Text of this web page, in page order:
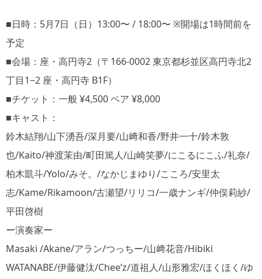
■日時：5月7日（日）13:00〜 / 18:00〜 ※開場は1時間前を
予定
■会場：座・高円寺2（〒166-0002 東京都杉並区高円寺北2
丁目1−2 座・高円寺 B1F）
■チケット：一般 ¥4,500 ペア ¥8,000
■キャスト：
鈴木結翔/山下湧吾/深月要/山﨑和香/野井一十/鈴木敦
也/Kaito/神渡茉由/町田篤人/山崎笑夢/にこるにこふ/礼奈/
柏木凱斗/Yolo/みそ。/なかじまゆり/こころ/安里太
志/Kame/Rikamoon/古瀬望/リリコ/一歳ナンギ/仲俣莉紗/
平田啓樹
ー演奏家ー
Masaki /Akane/アラン/つっちー/山﨑花音/Hibiki
WATANABE/伊藤健汰/Chee’z/道祖人/山形雅宏/ほくほく/ゆ